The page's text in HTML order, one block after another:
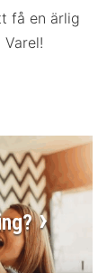
få en ärlig